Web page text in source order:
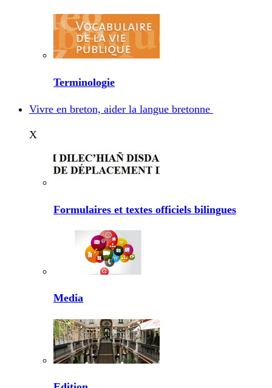
Terminologie
Vivre en breton, aider la langue bretonne
X
Formulaires et textes officiels bilingues
Media